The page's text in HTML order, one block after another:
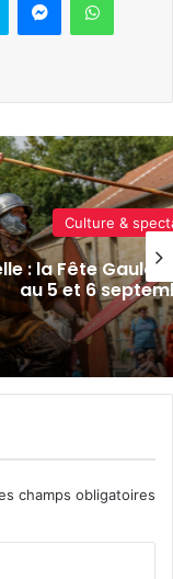
& spectacles
Gauloise 2026
septembre 2026
champs obligatoires